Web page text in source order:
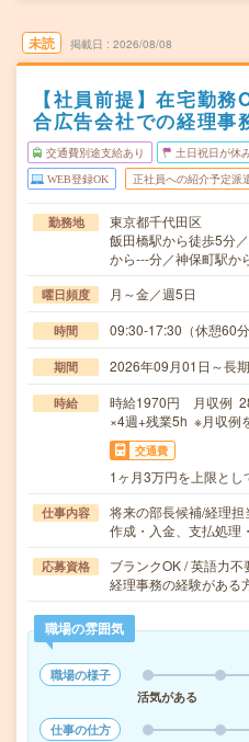
未読 掲載日 2026/08/08
【社員前提】在宅勤
合広告会社での経理事
交通費別途支給あり 土日祝日が休
WEB登録OK 正社員への紹介予定派
勤務地
東京都千代田区
飯田橋駅から徒歩5分
から---分／神保町駅か
曜日頻度 月～金／週5日
時間 09:30-17:30（休憩60
期間 2026年09月01日～長
時給
時給1970円 月収例
×4週+残業5h ※月収例
交通費
1ヶ月3万円を上限とし
仕事内容
将来の部長候補/経理
作成・入金、支払処
応募資格
ブランクOK / 英語力不
経理事務の経験がある
職場の雰囲気
職場の様子
活気がある
仕事の仕方